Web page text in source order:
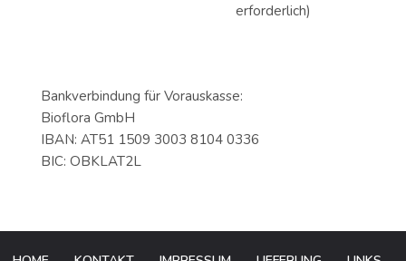
erforderlich)
Bankverbindung für Vorauskasse:
Bioflora GmbH
IBAN: AT51 1509 3003 8104 0336
BIC: OBKLAT2L